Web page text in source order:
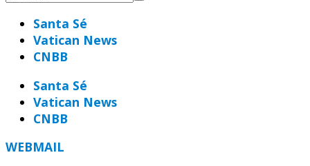
Santa Sé
Vatican News
CNBB
Santa Sé
Vatican News
CNBB
WEBMAIL